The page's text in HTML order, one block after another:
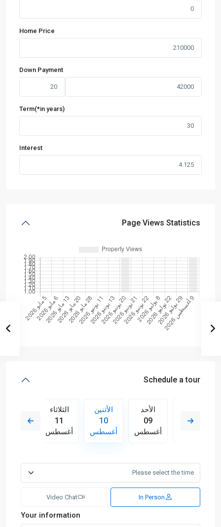
Home Price
Down Payment
Term(*in years)
Interest
Page Views Statistics
Schedule a tour
18
الأحد
09
أغسطس
الأثنين
10
أغسطس
الثلاثاء
11
أغسطس
In Person
Video Chat
Your information